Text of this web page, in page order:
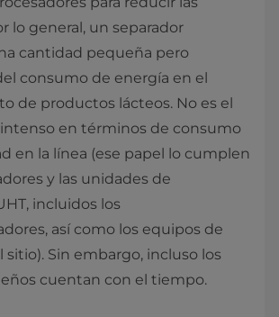
lo general, un separador
cantidad pequeña pero
consumo de energía en el
de productos lácteos. No es el
en términos de consumo
en la línea (ese papel lo cumplen
y las unidades de
incluidos los
así como los equipos de
sitio). Sin embargo, incluso los
cuentan con el tiempo.